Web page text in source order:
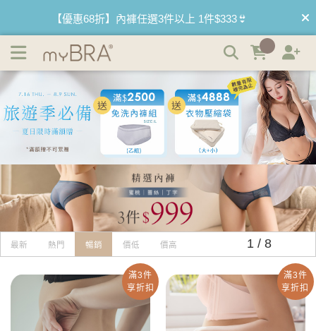
【買內衣免運費】台灣滿1200運費0元🚛
【首購優惠】新客最高可折$150再免運❗
【夏日滿額贈】把衣物壓縮收納袋回家 🌞
【父親節快樂】男內褲5件$999🧔
最新 熱門 暢銷 價低 價高 1 / 8
滿3件
享折扣
滿3件
享折扣